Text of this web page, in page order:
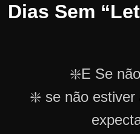
Dias Sem
❇️E Se
❇️ se não estiver